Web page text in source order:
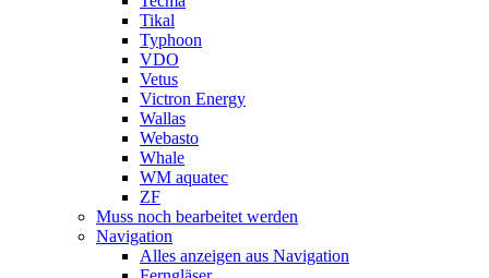
Tikal
Typhoon
VDO
Vetus
Victron Energy
Wallas
Webasto
Whale
WM aquatec
ZF
Muss noch bearbeitet werden
Navigation
Alles anzeigen aus Navigation